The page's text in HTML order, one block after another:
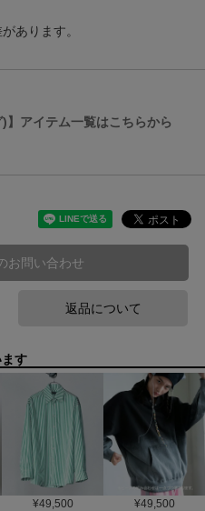
あります。
】アイテム一覧はこちらから
お問い合わせ
返品について
す
¥49,500 ¥49,500